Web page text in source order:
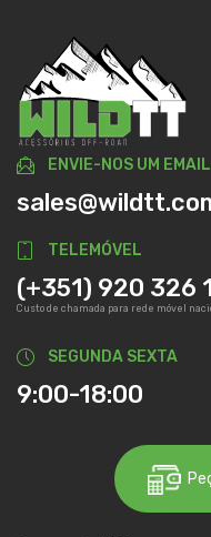
ENVIE-NOS UM EMAIL
TELEMÓVEL
(+351) 920 326
Custo de chamada para rede móvel
SEGUNDA SEXTA
9:00-18:00